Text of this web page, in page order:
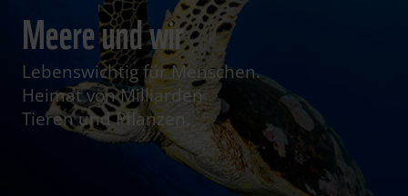
Meere und wir
Lebenswichtig für Menschen.
Heimat von Milliarden
Tieren und Pflanzen.